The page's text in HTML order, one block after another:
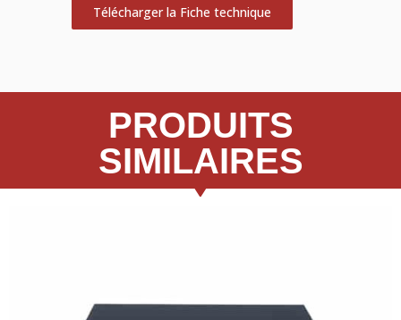
Télécharger la Fiche technique
PRODUITS
SIMILAIRES